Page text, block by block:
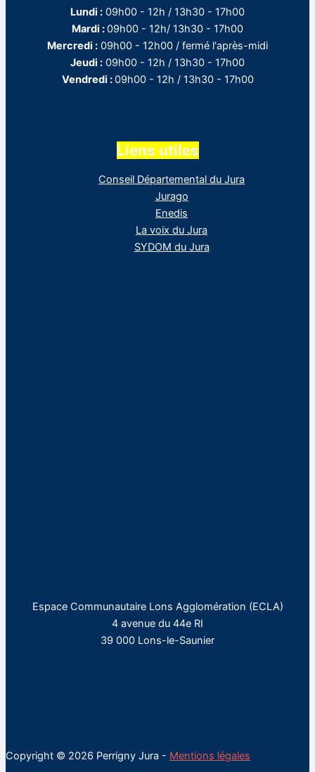
Lundi : 09h00 - 12h / 13h30 - 17h00
Mardi :09h00 - 12h/ 13h30 - 17h00
Mercredi : 09h00 - 12h00 / fermé l'après-midi
Jeudi : 09h00 - 12h / 13h30 - 17h00
Vendredi :09h00 - 12h / 13h30 - 17h00
Liens utiles
Conseil Départemental du Jura
Jurago
Enedis
La voix du Jura
SYDOM du Jura
Espace Communautaire Lons Agglomération (ECLA)
4 avenue du 44e RI
39 000 Lons-le-Saunier
Copyright © 2026 Perrigny Jura - Mentions légales